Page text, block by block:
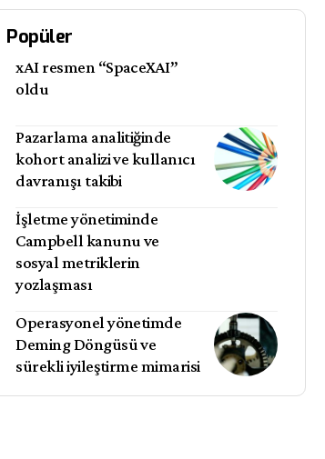
Popüler
xAI resmen “SpaceXAI”
oldu
Pazarlama analitiğinde
kohort analizi ve kullanıcı
davranışı takibi
İşletme yönetiminde
Campbell kanunu ve
sosyal metriklerin
yozlaşması
Operasyonel yönetimde
Deming Döngüsü ve
sürekli iyileştirme mimarisi